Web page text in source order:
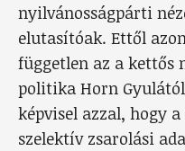
nyilvánosságpárti
elutasítóak. Ettől
független az a kettős
politika Horn
képvisel azzal, hogy
szelektív zsarolási